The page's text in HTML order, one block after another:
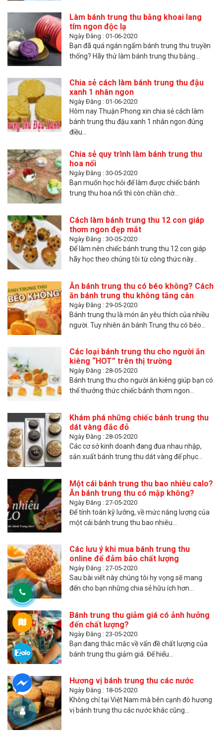
Làm bánh trung thu bằng khoai lang
tím ngon độc lạ
Ngày Đăng : 01-06-2020
Bạn đã quá ngán ngẩm bánh trung thu truyền
thống? Hãy thử làm bánh trung thu bằng...
Chia sẻ cách làm bánh trung thu đậu
xanh 1 nhân ngon
Ngày Đăng : 01-06-2020
Hôm nay Thuận Phong xin chia sẻ cách làm
bánh trung thu đậu xanh 1 nhân ngon đúng
điều...
Chia sẻ quy trình làm bánh trung thu
hoa nổi
Ngày Đăng : 30-05-2020
Bạn muốn học hỏi để làm được chiếc bánh
trung thu hoa nổi thì còn chần chờ...
Cách làm bánh trung thu 12 con giáp
thơm ngon đẹp mắt
Ngày Đăng : 30-05-2020
Để làm nên chiếc bánh trung thu 12 con giáp
hãy học theo chúng tôi từ công thức này...
Ăn bánh trung thu có béo không? Cách
ăn bánh trung thu không tăng cân
Ngày Đăng : 29-05-2020
Bánh trung thu là món ăn yêu thích của nhiều
người. Tuy nhiên ăn bánh Trung thu có béo...
Các loại bánh trung thu cho người ăn
kiêng “HOT” trên thị trường
Ngày Đăng : 28-05-2020
Bánh trung thu cho người ăn kiêng giúp bạn có
thể thưởng thức chiếc bánh thơm ngon...
Khám phá những chiếc bánh trung thu
dát vàng đắc đỏ
Ngày Đăng : 28-05-2020
Các cơ sở kinh doanh đang đua nhau nhập,
sản xuất bánh trung thu dát vàng để phục...
Một cái bánh trung thu bao nhiêu calo?
Ăn bánh trung thu có mập không?
Ngày Đăng : 27-05-2020
Để tính toán kỹ lưỡng, về mức năng lượng của
một cái bánh trung thu bao nhiêu...
Các lưu ý khi mua bánh trung thu
online để đảm bảo chất lượng
Ngày Đăng : 27-05-2020
Sau bài viết này chúng tôi hy vọng sẽ mang
đến cho bạn những chia sẻ hữu ích hơn...
Bánh trung thu giảm giá có ảnh hưởng
đến chất lượng?
Ngày Đăng : 23-05-2020
Bạn đang thắc mắc về vấn đề chất lượng của
bánh trung thu giảm giá. Để hiểu...
Hương vị bánh trung thu các nước
Ngày Đăng : 18-05-2020
Không chỉ tại Việt Nam mà bên cạnh đó hương
vị bánh trung thu các nước khác cũng...